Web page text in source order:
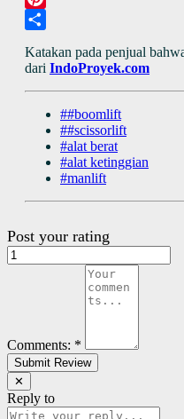
Pinterest
Katakan pada penjual
dari IndoProyek.com
##boomlift
##scissorlift
#alat berat
#alat ketinggian
#manlift
Post your rating
Comments: *
✕
Reply to